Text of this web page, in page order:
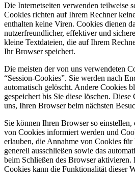
Die Internetseiten verwenden teilweise
Cookies richten auf Ihrem Rechner
enthalten keine Viren. Cookies dienen
nutzerfreundlicher, effektiver und
kleine Textdateien, die auf Ihrem
Ihr Browser speichert.
Die meisten der von uns verwendeten
“Session-Cookies”. Sie werden nach
automatisch gelöscht. Andere Cookies
gespeichert bis Sie diese löschen.
uns, Ihren Browser beim nächsten
Sie können Ihren Browser so einstellen,
von Cookies informiert werden und
erlauben, die Annahme von Cookies für
generell ausschließen sowie das
beim Schließen des Browser
Cookies kann die Funktionalität dieser